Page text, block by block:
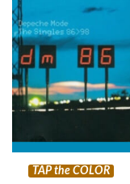
TAP the COLOR